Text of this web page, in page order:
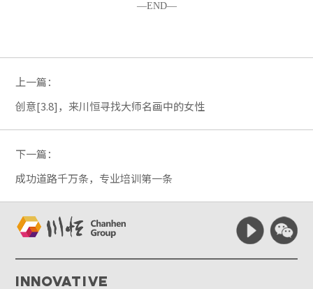
—END—
上一篇：
创意[3.8]，来川恒寻找大师名画中的女性
下一篇：
成功道路千万条，专业培训第一条
Innovative